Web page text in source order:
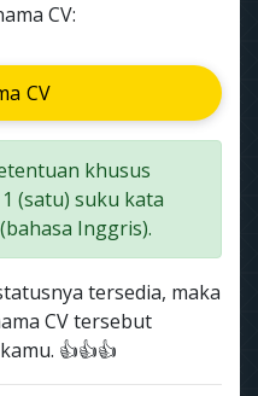
CV:
CV
khusus
(satu) suku kata
Inggris).
tersedia, maka
CV tersebut
👍👍👍